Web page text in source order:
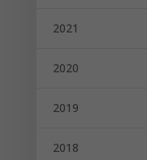
2021
2020
2019
2018